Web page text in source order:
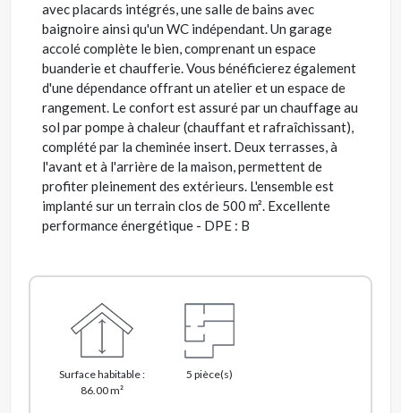
avec placards intégrés, une salle de bains avec
baignoire ainsi qu'un WC indépendant. Un garage
accolé complète le bien, comprenant un espace
buanderie et chaufferie. Vous bénéficierez également
d'une dépendance offrant un atelier et un espace de
rangement. Le confort est assuré par un chauffage au
sol par pompe à chaleur (chauffant et rafraîchissant),
complété par la cheminée insert. Deux terrasses, à
l'avant et à l'arrière de la maison, permettent de
profiter pleinement des extérieurs. L'ensemble est
implanté sur un terrain clos de 500 m². Excellente
performance énergétique - DPE : B
Surface habitable :
86.00 m²
5 pièce(s)